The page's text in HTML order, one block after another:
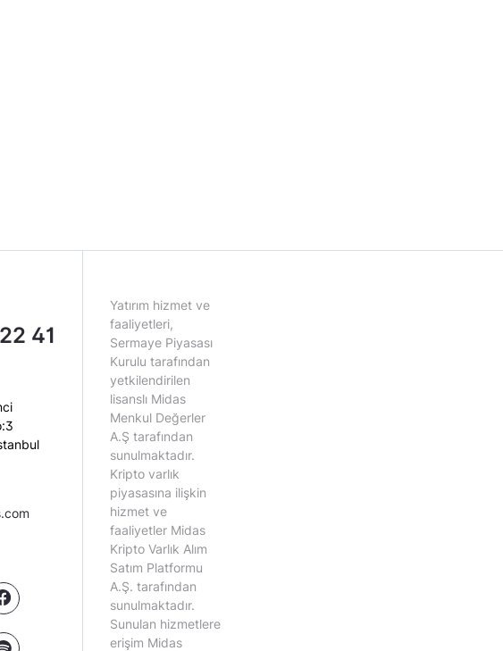
41
Yatırım hizmet ve
faaliyetleri,
Sermaye Piyasası
Kurulu tarafından
yetkilendirilen
lisanslı Midas
Menkul Değerler
A.Ş tarafından
sunulmaktadır.
Kripto varlık
piyasasına ilişkin
hizmet ve
faaliyetler Midas
Kripto Varlık Alım
Satım Platformu
A.Ş. tarafından
sunulmaktadır.
Sunulan hizmetlere
erişim Midas